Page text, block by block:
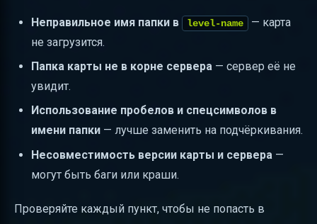
Неправильное имя папки в level-name
— карта
не загрузится.
Папка карты не в корне сервера — сервер её не
увидит.
Использование пробелов и спецсимволов в
имени папки — лучше заменить на подчёркивания.
Несовместимость версии карты и сервера —
могут быть баги или краши.
Проверяйте каждый пункт, чтобы не попасть в